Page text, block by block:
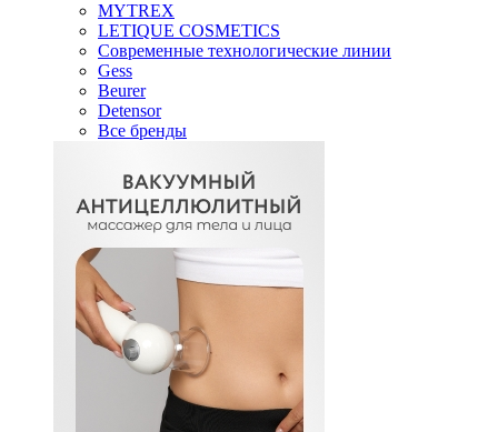
MYTREX
LETIQUE COSMETICS
Современные технологические линии
Gess
Beurer
Detensor
Все бренды